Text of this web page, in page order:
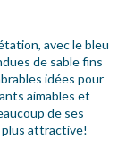
avec le bleu
de sable fins
idées pour
aimables et
de ses
attractive!